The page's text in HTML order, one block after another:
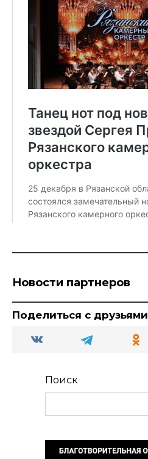
Новости партнеров
Поделиться с друзьями
Поиск